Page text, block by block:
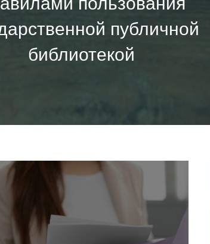
публичной
библиотекой